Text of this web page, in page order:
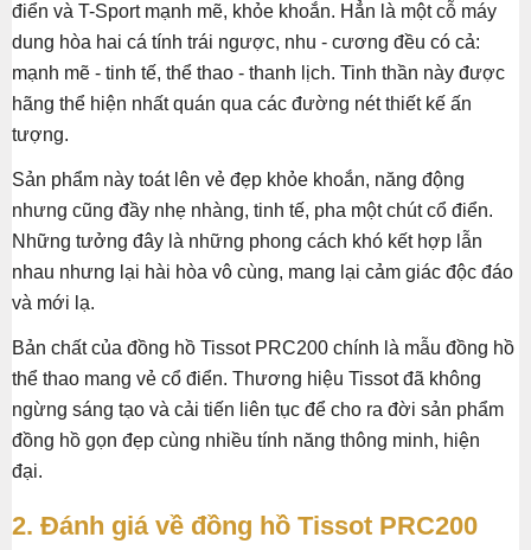
điển và T-Sport mạnh mẽ, khỏe khoắn. Hẳn là một cỗ máy
dung hòa hai cá tính trái ngược, nhu - cương đều có cả:
mạnh mẽ - tinh tế, thể thao - thanh lịch. Tinh thần này được
hãng thể hiện nhất quán qua các đường nét thiết kế ấn
tượng.
Sản phẩm này toát lên vẻ đẹp khỏe khoắn, năng động
nhưng cũng đầy nhẹ nhàng, tinh tế, pha một chút cổ điển.
Những tưởng đây là những phong cách khó kết hợp lẫn
nhau nhưng lại hài hòa vô cùng, mang lại cảm giác độc đáo
và mới lạ.
Bản chất của đồng hồ Tissot PRC200 chính là mẫu đồng hồ
thể thao mang vẻ cổ điển. Thương hiệu Tissot đã không
ngừng sáng tạo và cải tiến liên tục để cho ra đời sản phẩm
đồng hồ gọn đẹp cùng nhiều tính năng thông minh, hiện
đại.
2. Đánh giá về đồng hồ Tissot PRC200